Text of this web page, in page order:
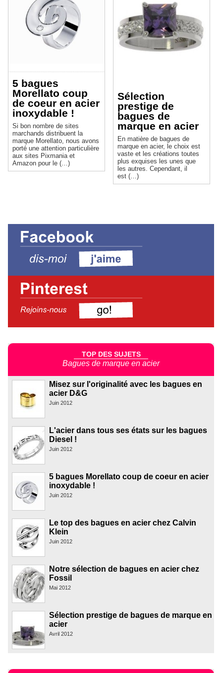
5 bagues
Morellato coup
de coeur en acier
inoxydable !
Si bon nombre de sites
marchands distribuent la
marque Morellato, nous avons
porté une attention particulière
aux sites Pixmania et
Amazon pour le (…)
Sélection
prestige de
bagues de
marque en acier
En matière de bagues de
marque en acier, le choix est
vaste et les créations toutes
plus exquises les unes que
les autres. Cependant, il
est (…)
TOP DES SUJETS
Bagues de marque en acier
Misez sur l'originalité avec les bagues en
acier D&G
Juin 2012
L'acier dans tous ses états sur les bagues
Diesel !
Juin 2012
5 bagues Morellato coup de coeur en acier
inoxydable !
Juin 2012
Le top des bagues en acier chez Calvin
Klein
Juin 2012
Notre sélection de bagues en acier chez
Fossil
Mai 2012
Sélection prestige de bagues de marque en
acier
Avril 2012